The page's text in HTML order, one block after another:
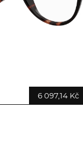
6 097,14 Kč